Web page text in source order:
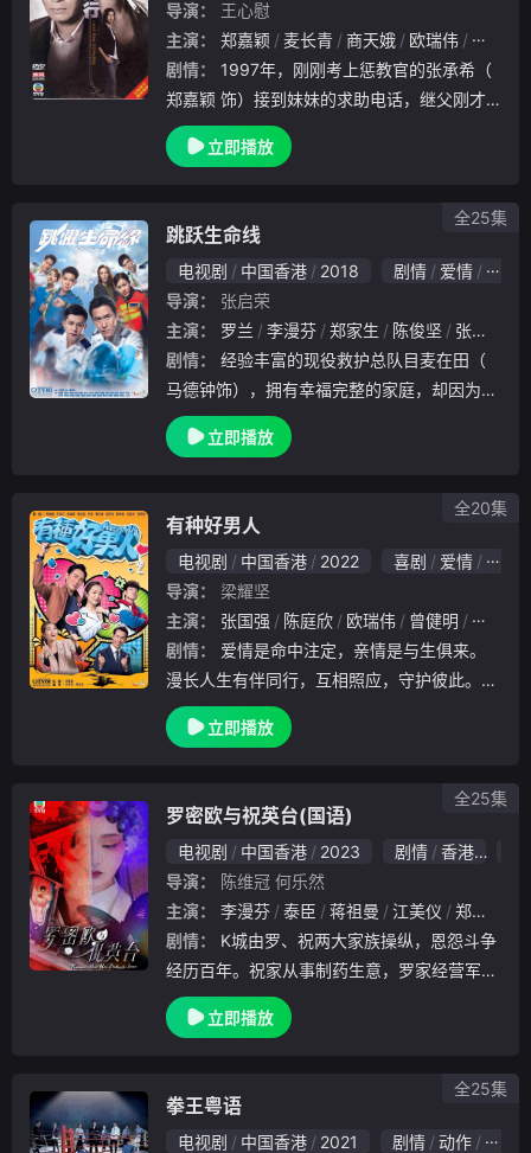
导演：
王心慰
主演：
郑嘉颖 麦长青 商天娥 欧瑞伟
王树熹
剧情：
郑嘉颖 饰）接到妹妹的求助电话，继父刚才
对她意图强奸未遂。压抑多年的希忍不住怒火
直接冲到继父与其发生冲突，在抵挡继父还手
立即播放
跳跃生命线
电视剧 中国香港 2018 剧情 爱情
香港
导演：
张启荣
主演：
罗兰 李漫芬 郑家生 陈俊坚 张国强
剧情：
马德钟饰），拥有幸福完整的家庭，却因为司
机醉驾，令老婆章可岚（李佳芯饰）失救致死
，因此痛恨任意妄为的人和事。自小父母离异
立即播放
全25集
有种好男人
电视剧 中国香港 2022 喜剧 爱情
香港
导演：
梁耀坚
主演：
张国强 陈庭欣 欧瑞伟 曾健明
李佳芯
剧情：
漫长人生有伴同行，互相照应，守护彼此。途
中有人悄然离队，有人中途加入，无数的偶然
和相遇造就每个人不一样的路阳日正（马德钟
立即播放
全20集
罗密欧与祝英台(国语)
电视剧 中国香港 2023 剧情 香港
导演：
陈维冠 何乐然
主演：
李漫芬 泰臣 蒋祖曼 江美仪 郑子诚
剧情：
经历百年。祝家从事制药生意，罗家经营军火
买卖，各自盘踞海北市及天南市，两地以边界
分隔，谁也不敢越雷池一步。罗密欧巧遇茱丽
立即播放
全25集
拳王粤语
电视剧 中国香港 2021 剧情 动作
香港
全25集